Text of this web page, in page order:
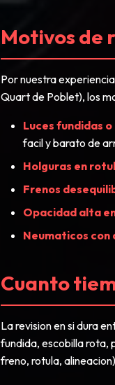
Motivos de
Por nuestra
Quart de Poblet), los
Luces fundidas
facil y barato de
Holguras en
Frenos
Opacidad alta
Neumaticos con
Cuanto
La revision en si dura
fundida, escobilla rota,
freno, rotula,